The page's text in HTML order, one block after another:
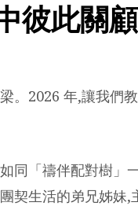
彼此關
。2026 年,讓我們
同「禱伴配對樹」
契生活的弟兄姊妹,